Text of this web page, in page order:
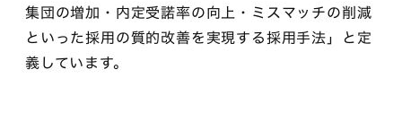
集団の増加・内定受諾率の向上・ミスマッチの削減
といった採用の質的改善を実現する採用手法」と定
義しています。